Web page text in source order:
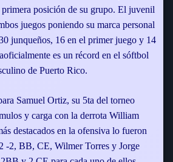
posición de su grupo. El juvenil
juegos poniendo su marca personal
junqueños, 16 en el primer juego y 14
es un récord en el sóftbol
de Puerto Rico.
Samuel Ortiz, su 5ta del torneo
y carga con la derrota William
destacados en la ofensiva lo fueron
-2, BB, CE, Wilmer Torres y Jorge